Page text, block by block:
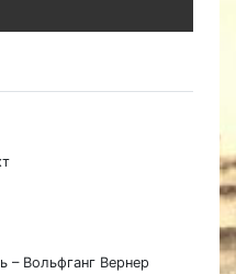
– Вольфганг Вернер